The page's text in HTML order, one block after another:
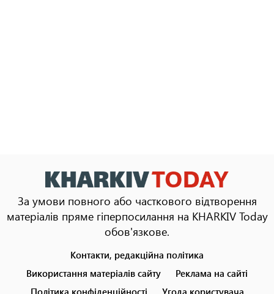
За умови повного або часткового відтворення
матеріалів пряме гіперпосилання на KHARKIV Today
обов'язкове.
menu
Контакти, редакційна політика
Використання матеріалів сайту
Реклама на сайті
Політика конфіденційності
Угода користувача